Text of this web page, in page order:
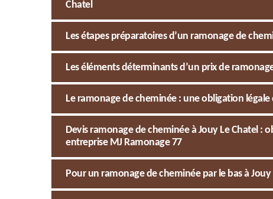
Chatel
Les étapes préparatoires d’un ramonage de
Les éléments déterminants d’un prix de
Le ramonage de cheminée : une obligation légale
Devis ramonage de cheminée à Jouy Le Chatel
entreprise MJ Ramonage 77
Pour un ramonage de cheminée par le bas à